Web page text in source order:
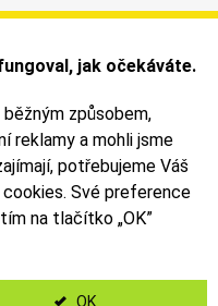
účet
jak očekáváte.
způsobem,
reklamy a mohli jsme
potřebujeme Váš
Své preference
na tlačítko „OK”
OK